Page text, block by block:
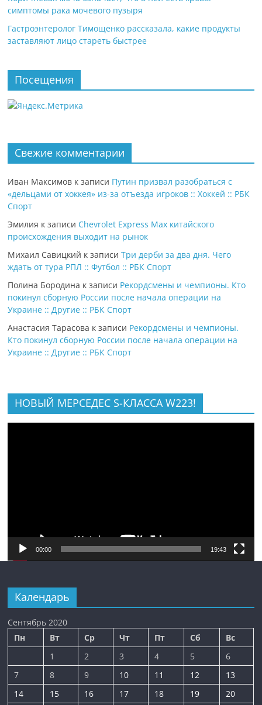
симптомы рака мочевого пузыря
Гастроэнтеролог Тимощенко рассказала, какие продукты
заставляют лицо стареть быстрее
Посещения
Свежие комментарии
Иван Максимов к записи Путин призвал разобраться с
«дельцами от хоккея» из-за отъезда игроков :: Хоккей :: РБК
Спорт
Эмилия к записи Chevrolet Express Max китайского
происхождения выходит на рынок
Михаил Савицкий к записиТри дерби за два дня. Чего
ждать от тура РПЛ :: Футбол :: РБК Спорт
Полина Бородина к записи Рекордсмены и чемпионы. Кто
покинул сборную России после начала операции на
Украине :: Другие :: РБК Спорт
Анастасия Тарасова к записи Рекордсмены и чемпионы.
Кто покинул сборную России после начала операции на
Украине :: Другие :: РБК Спорт
НОВЫЙ МЕРСЕДЕС S-КЛАССА W223!
00:00 19:43
Календарь
Сентябрь 2020
Пн
Вт Ср Чт Пт Сб
Вс
1
2 3 4 5
6
7
8 9 10 11 12
13
14
15 16 17 18 19
20